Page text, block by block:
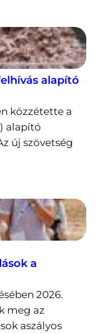
alapító
közzétette a
alapító
új szövetség
a
2026.
meg az
aszályos